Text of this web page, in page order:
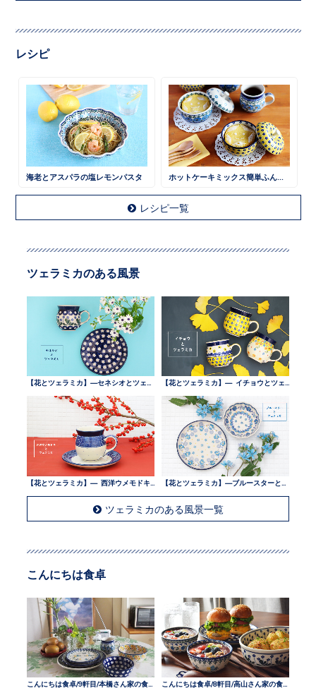
レシピ
海老とアスパラの塩レモンパスタ
レシピ一覧
ツェラミカのある風景
ツェラミカのある風景一覧
こんにちは食卓
こんにちは食卓/9軒目/本橋さん家の食卓